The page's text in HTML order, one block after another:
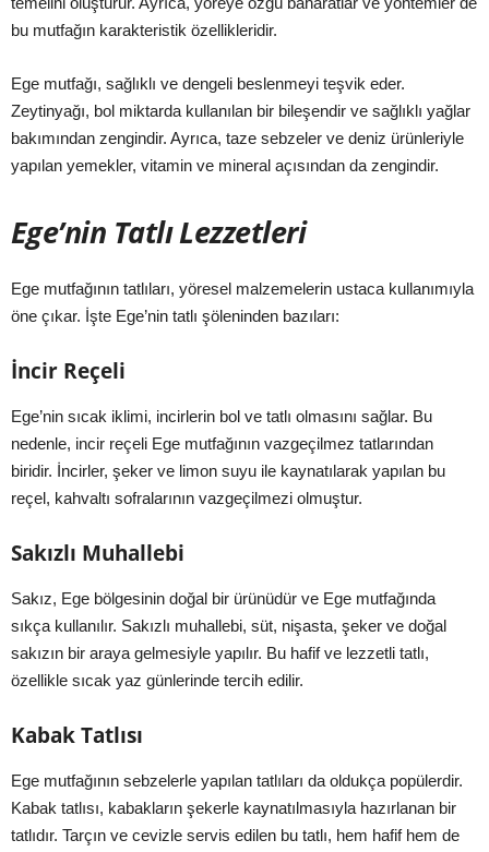
bu mutfağın karakteristik özellikleridir.
Ege mutfağı, sağlıklı ve dengeli beslenmeyi teşvik eder.
Zeytinyağı, bol miktarda kullanılan bir bileşendir ve sağlıklı yağlar
bakımından zengindir. Ayrıca, taze sebzeler ve deniz ürünleriyle
yapılan yemekler, vitamin ve mineral açısından da zengindir.
Ege’nin Tatlı Lezzetleri
Ege mutfağının tatlıları, yöresel malzemelerin ustaca kullanımıyla
öne çıkar. İşte Ege’nin tatlı şöleninden bazıları:
İncir Reçeli
Ege’nin sıcak iklimi, incirlerin bol ve tatlı olmasını sağlar. Bu
nedenle, incir reçeli Ege mutfağının vazgeçilmez tatlarından
biridir. İncirler, şeker ve limon suyu ile kaynatılarak yapılan bu
reçel, kahvaltı sofralarının vazgeçilmezi olmuştur.
Sakızlı Muhallebi
Sakız, Ege bölgesinin doğal bir ürünüdür ve Ege mutfağında
sıkça kullanılır. Sakızlı muhallebi, süt, nişasta, şeker ve doğal
sakızın bir araya gelmesiyle yapılır. Bu hafif ve lezzetli tatlı,
özellikle sıcak yaz günlerinde tercih edilir.
Kabak Tatlısı
Ege mutfağının sebzelerle yapılan tatlıları da oldukça popülerdir.
Kabak tatlısı, kabakların şekerle kaynatılmasıyla hazırlanan bir
tatlıdır. Tarçın ve cevizle servis edilen bu tatlı, hem hafif hem de